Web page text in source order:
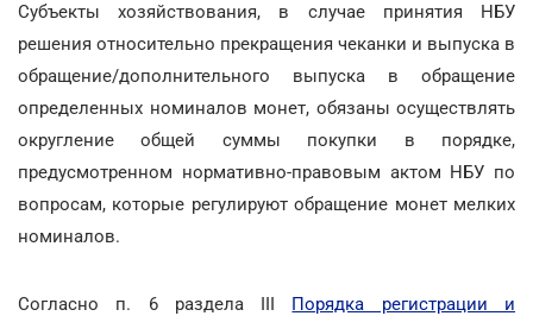
Субъекты хозяйствования, в случае принятия НБУ
решения относительно прекращения чеканки и выпуска в
обращение/дополнительного выпуска в обращение
определенных номиналов монет, обязаны осуществлять
округление общей суммы покупки в порядке,
предусмотренном нормативно-правовым актом НБУ по
вопросам, которые регулируют обращение монет мелких
номиналов.
Согласно п. 6 раздела III Порядка регистрации и